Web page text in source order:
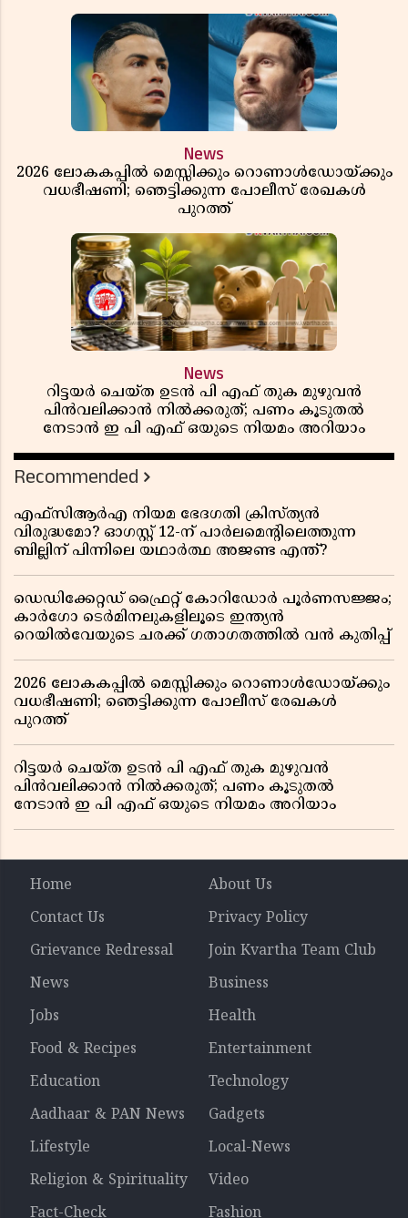
News
2026 ലോകകപ്പിൽ മെസ്സിക്കും റൊണാൾഡോയ്ക്കും
വധഭീഷണി; ഞെട്ടിക്കുന്ന പോലീസ് രേഖകൾ
പുറത്ത്
News
റിട്ടയർ ചെയ്ത ഉടൻ പി എഫ് തുക മുഴുവൻ
പിൻവലിക്കാൻ നിൽക്കരുത്; പണം കൂടുതൽ
നേടാൻ ഇ പി എഫ് ഒയുടെ നിയമം അറിയാം
Recommended
എഫ്സിആർഎ നിയമ ഭേദഗതി ക്രിസ്ത്യൻ
വിരുദ്ധമോ? ഓഗസ്റ്റ് 12-ന് പാർലമെന്റിലെത്തുന്ന
ബില്ലിന് പിന്നിലെ യഥാർത്ഥ അജണ്ട എന്ത്?
ഡെഡിക്കേറ്റഡ് ഫ്രൈറ്റ് കോറിഡോർ പൂർണസജ്ജം;
കാർഗോ ടെർമിനലുകളിലൂടെ ഇന്ത്യൻ
റെയിൽവേയുടെ ചരക്ക് ഗതാഗതത്തിൽ വൻ കുതിപ്പ്
2026 ലോകകപ്പിൽ മെസ്സിക്കും റൊണാൾഡോയ്ക്കും
വധഭീഷണി; ഞെട്ടിക്കുന്ന പോലീസ് രേഖകൾ
പുറത്ത്
റിട്ടയർ ചെയ്ത ഉടൻ പി എഫ് തുക മുഴുവൻ
പിൻവലിക്കാൻ നിൽക്കരുത്; പണം കൂടുതൽ
നേടാൻ ഇ പി എഫ് ഒയുടെ നിയമം അറിയാം
Home
About Us
Contact Us
Privacy Policy
Grievance Redressal
Join Kvartha Team Club
News
Business
Jobs
Health
Food & Recipes
Entertainment
Education
Technology
Aadhaar & PAN News
Gadgets
Lifestyle
Local-News
Religion & Spirituality
Video
Fact-Check
Fashion